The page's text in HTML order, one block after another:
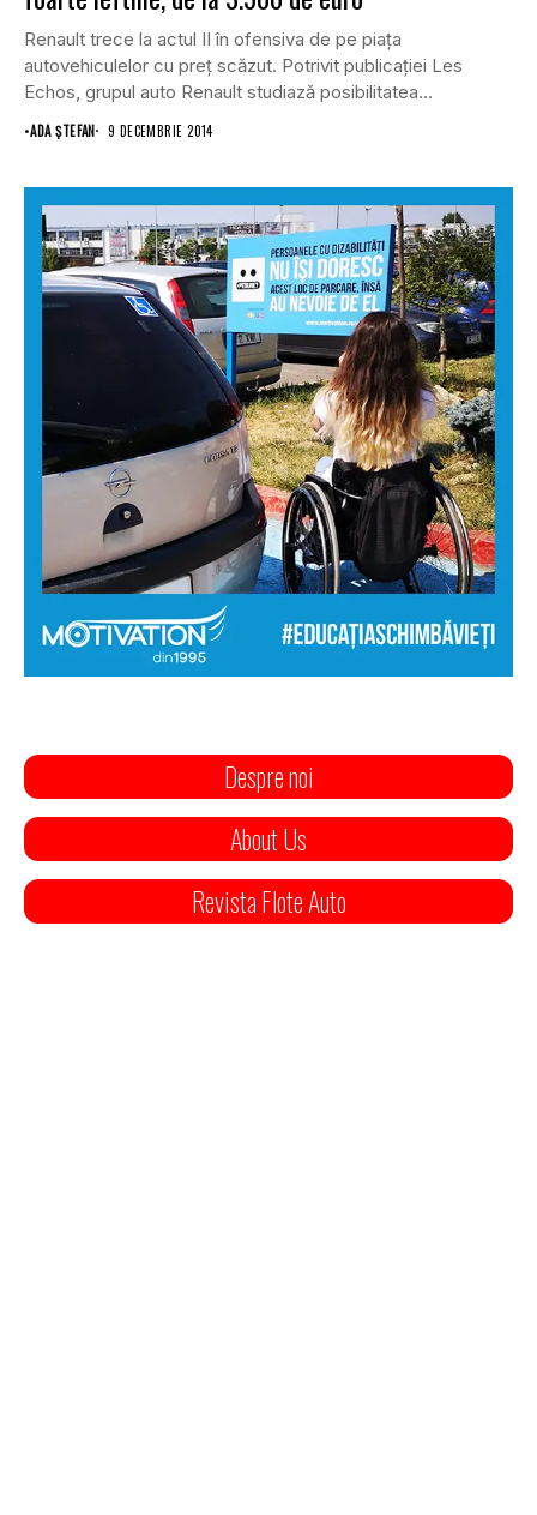
Renault trece la actul II în ofensiva de pe piaţa
autovehiculelor cu preţ scăzut. Potrivit publicaţiei Les
Echos, grupul auto Renault studiază posibilitatea...
•ADA ȘTEFAN 9 DECEMBRIE 2014
Despre noi
About Us
Revista Flote Auto